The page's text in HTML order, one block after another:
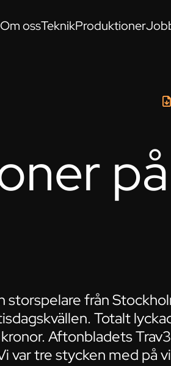
Om ossTeknikProduktioner
på
storspelare från
Totalt
Aftonbladets
var tre stycken med på